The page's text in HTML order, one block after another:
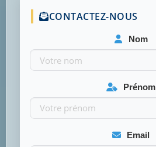
CONTACTEZ-NOUS
Nom
Prénom
Email